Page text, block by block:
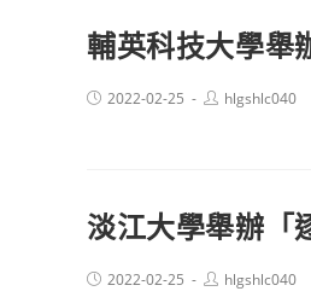
輔英科技大學
Post2022-02-25
Posthlgshlc040
淡江大學舉辦「
Post2022-02-25
Posthlgshlc040